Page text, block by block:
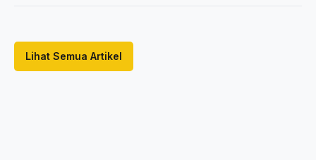
Lihat Semua Artikel